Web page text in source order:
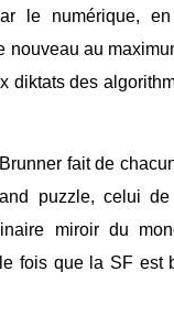
le numérique,
nouveau au
diktats des
fait de
puzzle, celui
miroir du
fois que la SF est